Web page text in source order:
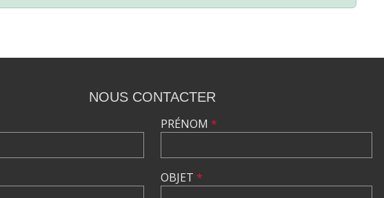
NOUS CONTACTER
PRÉNOM *
OBJET *